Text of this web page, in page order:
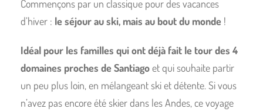
Commençons par un classique pour des vacances
d’hiver : le séjour au ski, mais au bout du monde !
Idéal pour les familles qui ont déjà fait le tour des 4
domaines proches de Santiagoet qui souhaite partir
un peu plus loin, en mélangeant ski et détente. Si vous
n’avez pas encore été skier dans les Andes, ce voyage